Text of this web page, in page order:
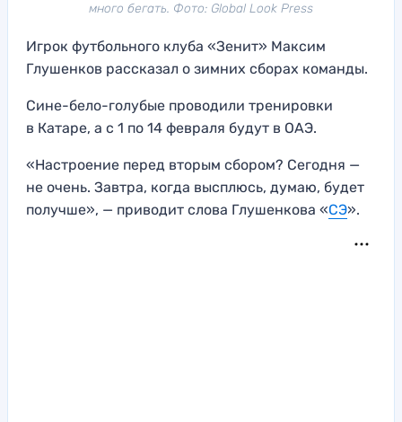
много бегать. Фото: Global Look Press
Игрок футбольного клуба «Зенит» Максим
Глушенков рассказал о зимних сборах команды.
Сине-бело-голубые проводили тренировки
в Катаре, а с 1 по 14 февраля будут в ОАЭ.
«Настроение перед вторым сбором? Сегодня —
не очень. Завтра, когда высплюсь, думаю, будет
получше», — приводит слова Глушенкова «СЭ».